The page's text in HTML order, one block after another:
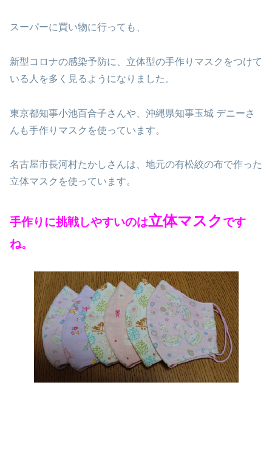
スーパーに買い物に行っても、
新型コロナの感染予防に、立体型の手作りマスクをつけて
いる人を多く見るようになりました。
東京都知事小池百合子さんや、沖縄県知事玉城 デニーさ
んも手作りマスクを使っています。
名古屋市長河村たかしさんは、地元の有松絞の布で作った
立体マスクを使っています。
手作りに挑戦しやすいのは立体マスク です
ね。